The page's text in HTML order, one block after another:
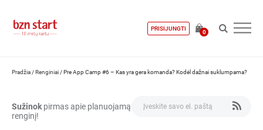
PRISIJUNGTI
0
Pradžia /Renginiai /Pre App Camp #6 – Kas yra gera komanda? Kodėl dažnai suklumpama?
Sužinok pirmas apie planuojamą
renginį!